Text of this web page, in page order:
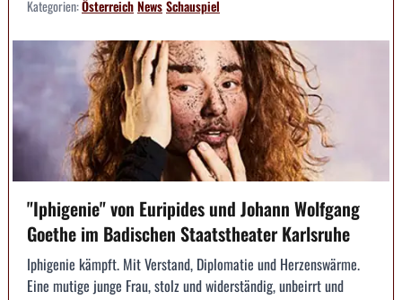
Kategorien:ÖsterreichNewsSchauspiel
"Iphigenie" von Euripides und Johann Wolfgang
Goethe im Badischen Staatstheater Karlsruhe
Iphigenie kämpft. Mit Verstand, Diplomatie und Herzenswärme.
Eine mutige junge Frau, stolz und widerständig, unbeirrt und